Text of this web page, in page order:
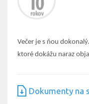
Večer je s ňou
ktoré dokážu naraz
Dokumenty na